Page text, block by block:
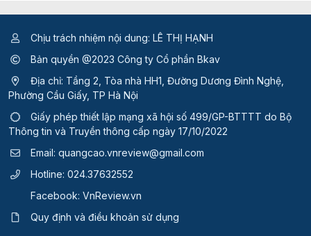
Chịu trách nhiệm nội dung: LÊ THỊ HẠNH
Bản quyền @2023 Công ty Cổ phần Bkav
Địa chỉ: Tầng 2, Tòa nhà HH1, Đường Dương Đình Nghệ,
Phường Cầu Giấy, TP Hà Nội
Giấy phép thiết lập mạng xã hội số 499/GP-BTTTT do Bộ
Thông tin và Truyền thông cấp ngày 17/10/2022
Email: quangcao.vnreview@gmail.com
Hotline: 024.37632552
Facebook: VnReview.vn
Quy định và điều khoản sử dụng